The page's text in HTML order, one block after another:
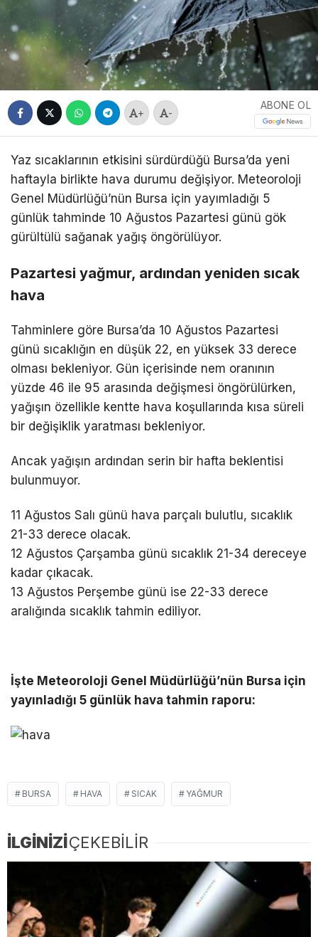
+ -
ABONE OL
Yaz sıcaklarının etkisini sürdürdüğü Bursa’da yeni
haftayla birlikte hava durumu değişiyor. Meteoroloji
Genel Müdürlüğü’nün Bursa için yayımladığı 5
günlük tahminde 10 Ağustos Pazartesi günü gök
gürültülü sağanak yağış öngörülüyor.
Pazartesi yağmur, ardından yeniden sıcak
hava
Tahminlere göre Bursa’da 10 Ağustos Pazartesi
günü sıcaklığın en düşük 22, en yüksek 33 derece
olması bekleniyor. Gün içerisinde nem oranının
yüzde 46 ile 95 arasında değişmesi öngörülürken,
yağışın özellikle kentte hava koşullarında kısa süreli
bir değişiklik yaratması bekleniyor.
Ancak yağışın ardından serin bir hafta beklentisi
bulunmuyor.
11 Ağustos Salı günü hava parçalı bulutlu, sıcaklık
21-33 derece olacak.
12 Ağustos Çarşamba günü sıcaklık 21-34 dereceye
kadar çıkacak.
13 Ağustos Perşembe günü ise 22-33 derece
aralığında sıcaklık tahmin ediliyor.
İşte Meteoroloji Genel Müdürlüğü’nün Bursa için
yayınladığı 5 günlük hava tahmin raporu:
BURSA HAVA SICAK YAĞMUR
İLGİNİZİÇEKEBİLİR